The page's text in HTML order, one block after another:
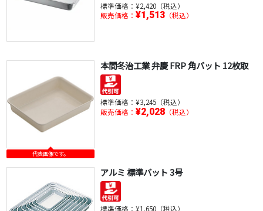
標準価格： ¥2,420（税込）
販売価格： ¥1,513（税込）
代表画像です。
本間冬治工業 弁慶 FRP 角バット 12枚取
標準価格： ¥3,245（税込）
販売価格： ¥2,028（税込）
アルミ 標準バット 3号
標準価格： ¥1,650（税込）